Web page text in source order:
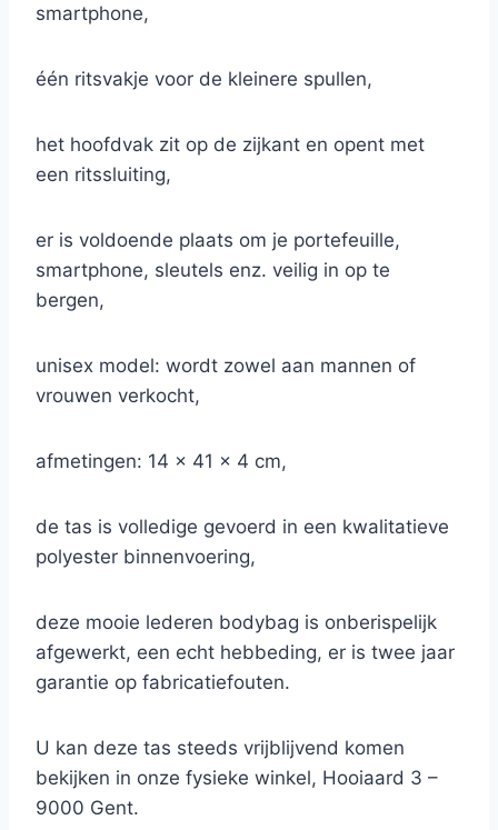
smartphone,
één ritsvakje voor de kleinere spullen,
het hoofdvak zit op de zijkant en opent met
een ritssluiting,
er is voldoende plaats om je portefeuille,
smartphone, sleutels enz. veilig in op te
bergen,
unisex model: wordt zowel aan mannen of
vrouwen verkocht,
afmetingen: 14 x 41 x 4 cm,
de tas is volledige gevoerd in een kwalitatieve
polyester binnenvoering,
deze mooie lederen bodybag is onberispelijk
afgewerkt, een echt hebbeding, er is twee jaar
garantie op fabricatiefouten.
U kan deze tas steeds vrijblijvend komen
bekijken in onze fysieke winkel, Hooiaard 3 –
9000 Gent.